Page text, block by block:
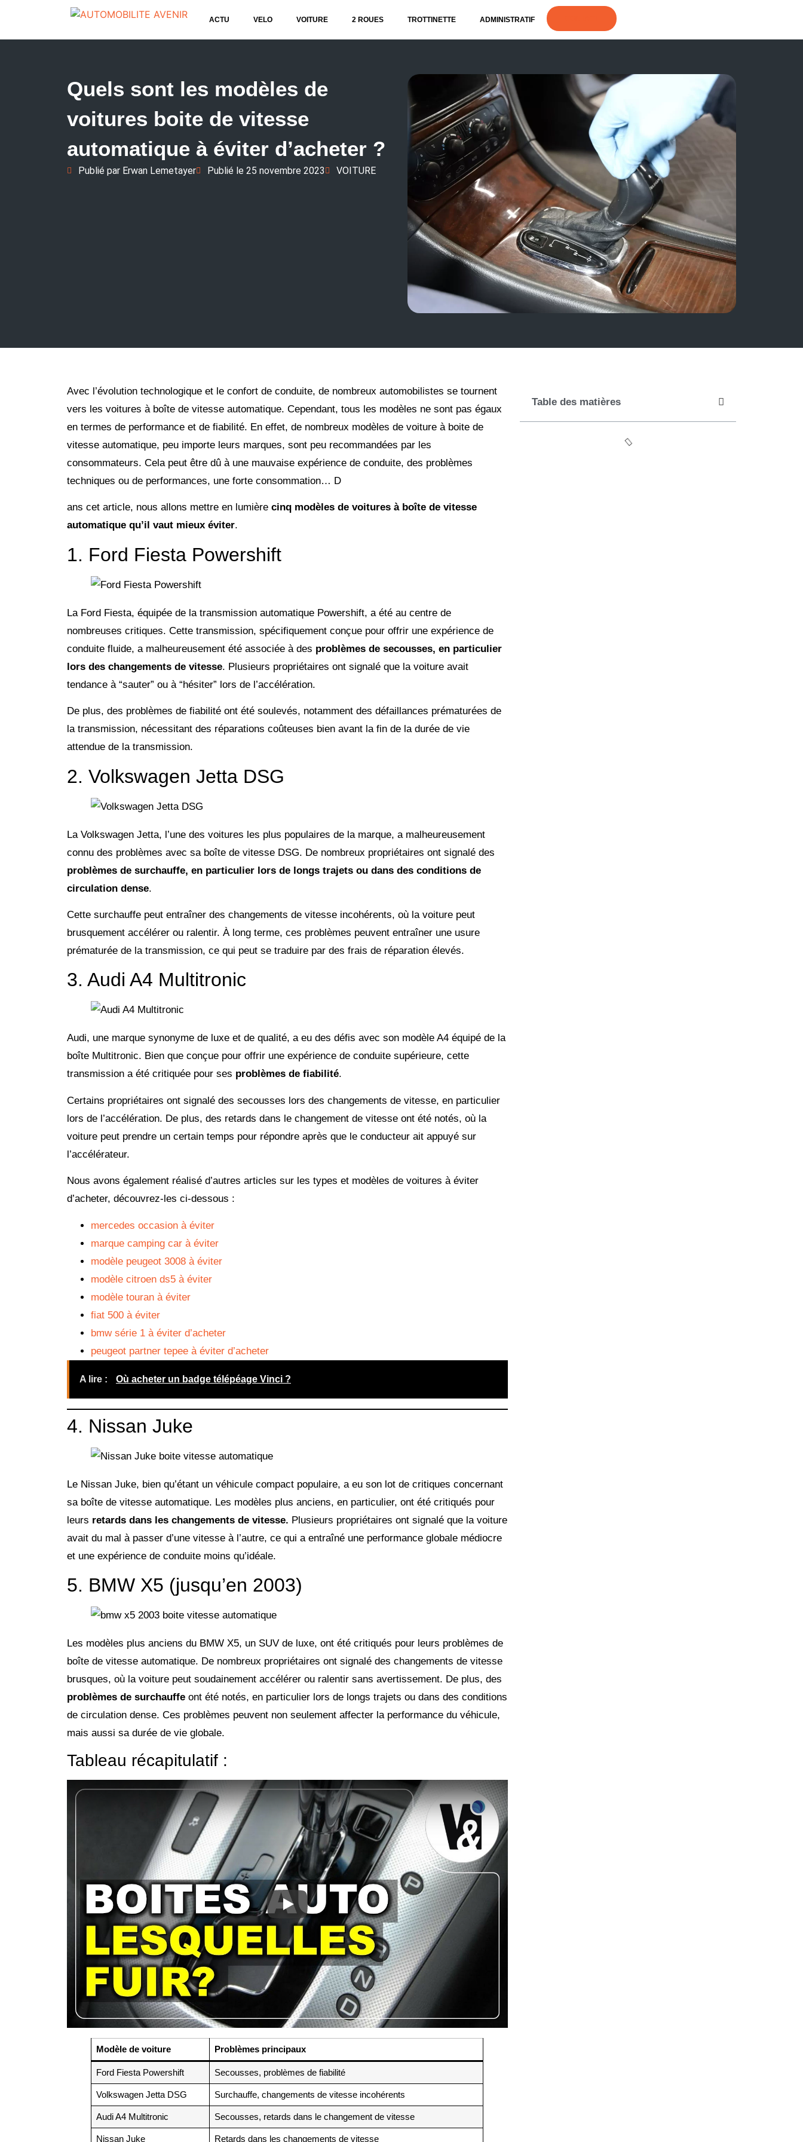
ACTU VELO VOITURE 2 ROUES TROTTINETTE ADMINISTRATIF
Quels sont les modèles de
voitures boite de vitesse
automatique à éviter d’acheter ?
Publié par Erwan Lemetayer Publié le 25 novembre 2023 VOITURE
Avec l’évolution technologique et le confort de conduite, de nombreux automobilistes se tournent
vers les voitures à boîte de vitesse automatique. Cependant, tous les modèles ne sont pas égaux
en termes de performance et de fiabilité. En effet, de nombreux modèles de voiture à boite de
vitesse automatique, peu importe leurs marques, sont peu recommandées par les
consommateurs. Cela peut être dû à une mauvaise expérience de conduite, des problèmes
techniques ou de performances, une forte consommation… D
ans cet article, nous allons mettre en lumière cinq modèles de voitures à boîte de vitesse
automatique qu’il vaut mieux éviter.
1. Ford Fiesta Powershift
La Ford Fiesta, équipée de la transmission automatique Powershift, a été au centre de
nombreuses critiques. Cette transmission, spécifiquement conçue pour offrir une expérience de
conduite fluide, a malheureusement été associée à des problèmes de secousses, en particulier
lors des changements de vitesse. Plusieurs propriétaires ont signalé que la voiture avait
tendance à “sauter” ou à “hésiter” lors de l’accélération.
De plus, des problèmes de fiabilité ont été soulevés, notamment des défaillances prématurées de
la transmission, nécessitant des réparations coûteuses bien avant la fin de la durée de vie
attendue de la transmission.
2. Volkswagen Jetta DSG
La Volkswagen Jetta, l’une des voitures les plus populaires de la marque, a malheureusement
connu des problèmes avec sa boîte de vitesse DSG. De nombreux propriétaires ont signalé des
problèmes de surchauffe, en particulier lors de longs trajets ou dans des conditions de
circulation dense.
Cette surchauffe peut entraîner des changements de vitesse incohérents, où la voiture peut
brusquement accélérer ou ralentir. À long terme, ces problèmes peuvent entraîner une usure
prématurée de la transmission, ce qui peut se traduire par des frais de réparation élevés.
3. Audi A4 Multitronic
Audi, une marque synonyme de luxe et de qualité, a eu des défis avec son modèle A4 équipé de la
boîte Multitronic. Bien que conçue pour offrir une expérience de conduite supérieure, cette
transmission a été critiquée pour ses problèmes de fiabilité.
Certains propriétaires ont signalé des secousses lors des changements de vitesse, en particulier
lors de l’accélération. De plus, des retards dans le changement de vitesse ont été notés, où la
voiture peut prendre un certain temps pour répondre après que le conducteur ait appuyé sur
l’accélérateur.
Nous avons également réalisé d’autres articles sur les types et modèles de voitures à éviter
d’acheter, découvrez-les ci-dessous :
mercedes occasion à éviter
marque camping car à éviter
modèle peugeot 3008 à éviter
modèle citroen ds5 à éviter
modèle touran à éviter
fiat 500 à éviter
bmw série 1 à éviter d’acheter
peugeot partner tepee à éviter d’acheter
A lire : Où acheter un badge télépéage Vinci ?
4. Nissan Juke
Le Nissan Juke, bien qu’étant un véhicule compact populaire, a eu son lot de critiques concernant
sa boîte de vitesse automatique. Les modèles plus anciens, en particulier, ont été critiqués pour
leurs retards dans les changements de vitesse. Plusieurs propriétaires ont signalé que la voiture
avait du mal à passer d’une vitesse à l’autre, ce qui a entraîné une performance globale médiocre
et une expérience de conduite moins qu’idéale.
5. BMW X5 (jusqu’en 2003)
Les modèles plus anciens du BMW X5, un SUV de luxe, ont été critiqués pour leurs problèmes de
boîte de vitesse automatique. De nombreux propriétaires ont signalé des changements de vitesse
brusques, où la voiture peut soudainement accélérer ou ralentir sans avertissement. De plus, des
problèmes de surchauffe ont été notés, en particulier lors de longs trajets ou dans des conditions
de circulation dense. Ces problèmes peuvent non seulement affecter la performance du véhicule,
mais aussi sa durée de vie globale.
Tableau récapitulatif :
Modèle de voiture Problèmes principaux
Ford Fiesta Powershift Secousses, problèmes de fiabilité
Volkswagen Jetta DSG Surchauffe, changements de vitesse incohérents
Audi A4 Multitronic Secousses, retards dans le changement de vitesse
Nissan Juke Retards dans les changements de vitesse
Table des matières